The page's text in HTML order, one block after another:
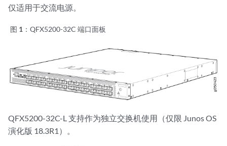
仅适用于交流电源。
图 1： QFX5200-32C 端口面板
QFX5200-32C-L 支持作为独立交换机使用（仅限 Junos OS
演化版 18.3R1）。